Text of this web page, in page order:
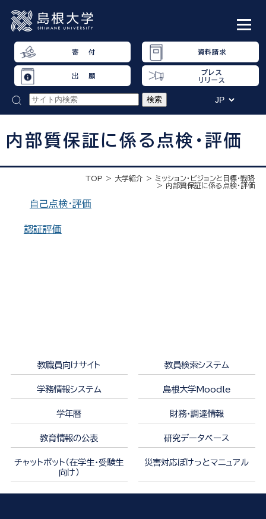
寄 付 資料請求
出 願
プレス
リリース
内部質保証に係る点検・評価
TOP 大学紹介
ミッション・ビジョンと目標・戦略
内部質保証に係る点検・評価
自己点検・評価
認証評価
教職員向けサイト 教員検索システム
学務情報システム 島根大学Moodle
学年暦 財務・調達情報
教育情報の公表 研究データベース
チャットボット（在学生・受験生
向け）
災害対応ぽけっとマニュアル